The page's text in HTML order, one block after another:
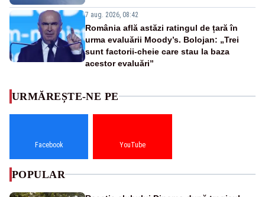
7 aug. 2026, 08:42
România află astăzi ratingul de țară în
urma evaluării Moody’s. Bolojan: „Trei
sunt factorii-cheie care stau la baza
acestor evaluări”
URMĂREȘTE-NE PE
Facebook YouTube
POPULAR